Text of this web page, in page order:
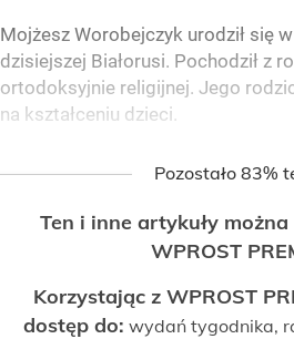
Mojżesz Worobejczyk urodził się
dzisiejszej Białorusi. Pochodził z
ortodoksyjnie religijnej. Jego
na kształceniu dzieci.
Pozostało 83%
Ten i inne artykuły
WPROST
Korzystając z WPROST
dostęp do: wydań tygodnika,